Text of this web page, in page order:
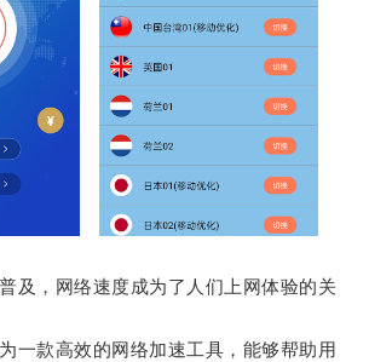
，网络速度成为了人们上网体验的关
款高效的网络加速工具，能够帮助用